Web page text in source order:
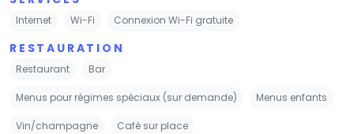
Internet Wi-Fi Connexion Wi-Fi gratuite
RESTAURATION
Restaurant Bar
Menus pour régimes spéciaux (sur demande) Menus enfants
Vin/champagne Café sur place